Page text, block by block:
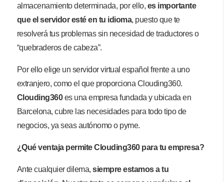
almacenamiento determinada, por ello, es importante
que el servidor esté en tu idioma, puesto que te
resolverá tus problemas sin necesidad de traductores o
“quebraderos de cabeza”.
Por ello elige un servidor virtual español frente a uno
extranjero, como el que proporciona Clouding360.
Clouding360es una empresa fundada y ubicada en
Barcelona, cubre las necesidades para todo tipo de
negocios, ya seas autónomo o pyme.
¿Qué ventaja permite Clouding360 para tu empresa?
Ante cualquier dilema,siempre estamos a tu